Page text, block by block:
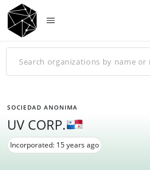
SOCIEDAD ANONIMA
UV CORP.
Incorporated: 15 years ago